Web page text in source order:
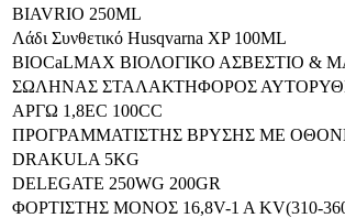
BIAVRIO 250ML
Λάδι Συνθετικό Husqvarna XP 100ML
BIOCaLMAX ΒΙΟΛΟΓΙΚΟ ΑΣΒΕΣΤΙΟ &
ΣΩΛΗΝΑΣ ΣΤΑΛΑΚΤΗΦΟΡΟΣ
ΑΡΓΩ 1,8EC 100CC
ΠΡΟΓΡΑΜΜΑΤΙΣΤΗΣ ΒΡΥΣΗΣ ΜΕ
DRAKULA 5KG
DELEGATE 250WG 200GR
ΦΟΡΤΙΣΤΗΣ ΜΟΝΟΣ 16,8V-1 A KV(310-